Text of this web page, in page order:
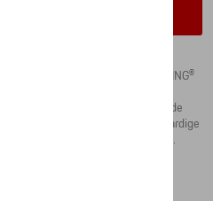
uit de iconische MARTINI RACING®
strak design, een ton-sur-ton
MARTINI RACING®-strepen op de
met behulp van de hoogwaardige
RACING® PORSCHE-logo.